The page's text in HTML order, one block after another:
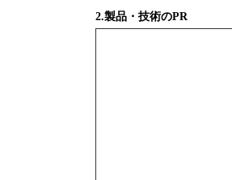
2.製品・技術のPR